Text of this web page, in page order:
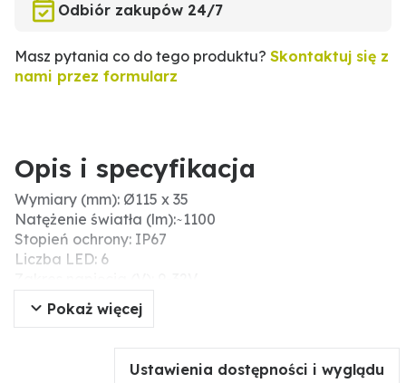
Odbiór zakupów 24/7
Masz pytania co do tego produktu? Skontaktuj się z
nami przez formularz
Opis i specyfikacja
Wymiary (mm): Ø115 x 35
Natężenie światła (lm): ̴ 1100
Stopień ochrony: IP67
Liczba LED: 6
Moc (W): 6x3W=18W
Wersja: okrągła
Pokaż więcej
Ustawienia dostępności i wyglądu